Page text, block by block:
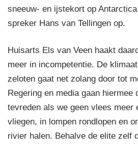
sneeuw- en ijstekort op
spreker Hans van Tellingen op.
Huisarts Els van Veen haakt
meer in incompetentie. De
zeloten gaat net zolang door tot
Regering en media gaan hiermee
tevreden als we geen vlees meer
vliegen, in lompen rondlopen en
rivier halen. Behalve de elite zelf